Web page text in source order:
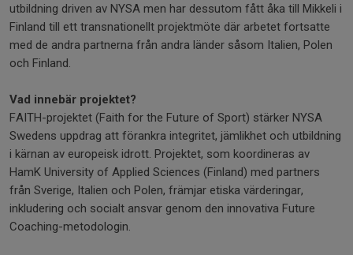
utbildning driven av NYSA men har dessutom fått åka till Mikkeli i
Finland till ett transnationellt projektmöte där arbetet fortsatte
med de andra partnerna från andra länder såsom Italien, Polen
och Finland.
Vad innebär projektet?
FAITH-projektet (Faith for the Future of Sport) stärker NYSA
Swedens uppdrag att förankra integritet, jämlikhet och utbildning
i kärnan av europeisk idrott. Projektet, som koordineras av
HamK University of Applied Sciences (Finland) med partners
från Sverige, Italien och Polen, främjar etiska värderingar,
inkludering och socialt ansvar genom den innovativa Future
Coaching-metodologin.